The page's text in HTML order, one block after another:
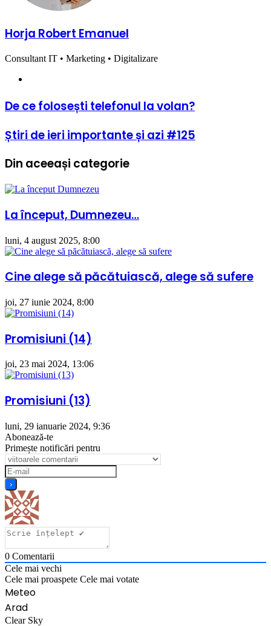
Horja Robert Emanuel
Consultant IT • Marketing • Digitalizare
De
ce
telefonul
la
volan?
De ce folosești telefonul la volan?
Știri
de
importante
azi
#125
Știri de ieri importante și azi #125
Din aceeași categorie
La început, Dumnezeu…
luni, 4 august 2025, 8:00
Cine alege să păcătuiască, alege să sufere
joi, 27 iunie 2024, 8:00
Promisiuni (14)
joi, 23 mai 2024, 13:06
Promisiuni (13)
luni, 29 ianuarie 2024, 9:36
Abonează-te
Primește notificări pentru
0 Comentarii
Cele mai vechi
Cele mai proaspete Cele mai votate
Meteo
Arad
Clear Sky